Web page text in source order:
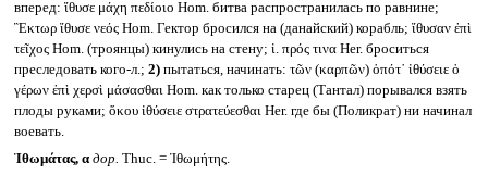
вперед: ἴθυσε μάχη πεδίοιο Hom. битва распространилась по равнине;
Ἓκτωρ ἴθυσε νεός Hom. Гектор бросился на (данайский) корабль; ἴθυσαν ἐπὶ
τεῖχος Hom. (троянцы) кинулись на стену; ἰ. πρός τινα Her. броситься
преследовать кого-л.; 2)пытаться, начинать: τῶν (καρπῶν) ὁπότ᾽ ἰθύσειε ὁ
γέρων ἐπὶ χερσὶ μάσασθαι Hom. как только старец (Тантал) порывался взять
плоды руками; ὅκου ἰθύσειε στρατεύεσθαι Her. где бы (Поликрат) ни начинал
воевать.
Ἰθωμάτας, α дор. Thuc. = Ἰθωμήτης.